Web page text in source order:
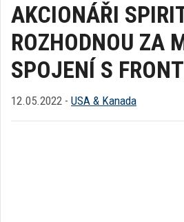
AKCIONÁŘI
ROZHODNOU ZA
SPOJENÍ S
12.05.2022 - USA & Kanada